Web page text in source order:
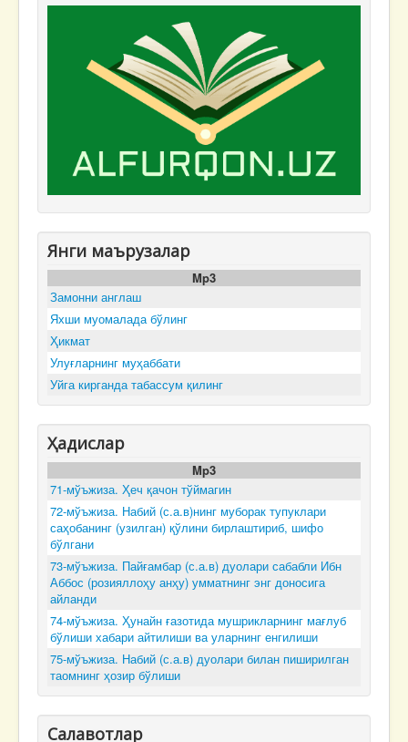
Янги маърузалар
Mp3
Замонни англаш
Яхши муомалада бўлинг
Ҳикмат
Улуғларнинг муҳаббати
Уйга кирганда табассум қилинг
Ҳадислар
Mp3
71-мўъжиза. Ҳеч қачон тўймагин
72-мўъжиза. Набий (с.а.в)нинг муборак тупуклари
саҳобанинг (узилган) қўлини бирлаштириб, шифо
бўлгани
73-мўъжиза. Пайғамбар (с.а.в) дуолари сабабли Ибн
Аббос (розияллоҳу анҳу) умматнинг энг доносига
айланди
74-мўъжиза. Ҳунайн ғазотида мушрикларнинг мағлуб
бўлиши хабари айтилиши ва уларнинг енгилиши
75-мўъжиза. Набий (с.а.в) дуолари билан пиширилган
таомнинг ҳозир бўлиши
Салавотлар